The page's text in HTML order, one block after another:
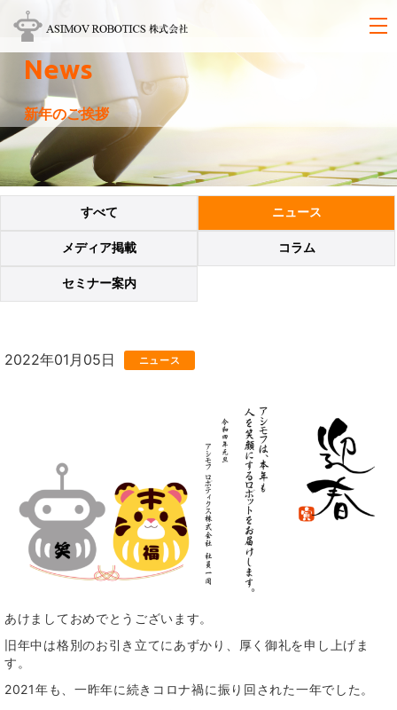
News
新年のご挨拶
すべて ニュース
メディア掲載 コラム
セミナー案内
2022年01月05日 ニュース
あけましておめでとうございます。
旧年中は格別のお引き立てにあずかり、厚く御礼を申し上げま
す。
2021年も、一昨年に続きコロナ禍に振り回された一年でした。